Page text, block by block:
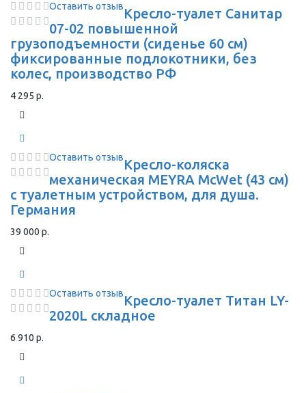
Оставить отзывКресло-туалет Санитар
07-02 повышенной
грузоподъемности (сиденье 60 см)
фиксированные подлокотники, без
колес, производство РФ
4 295 р.
Оставить отзывКресло-коляска
механическая MEYRA McWet (43 см)
с туалетным устройством, для душа.
Германия
39 000 р.
Оставить отзывКресло-туалет Титан LY-
2020L складное
6 910 р.